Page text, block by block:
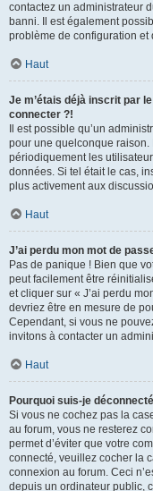
contactez un administrateur
banni. Il est également
problème de configuration et
Haut
Je m’étais déjà inscrit par
connecter ?!
Il est possible qu’un
pour une quelconque
périodiquement les
données. Si tel était le cas,
plus activement aux
Haut
J’ai perdu mon mot de
Pas de panique ! Bien que
peut facilement être
et cliquer sur « J’ai perdu
devriez être en mesure de
Cependant, si vous ne
invitons à contacter un
Haut
Pourquoi suis-je
Si vous ne cochez pas la
au forum, vous ne resterez
permet d’éviter que votre
connecté, veuillez cocher la
connexion au forum. Ceci
depuis un ordinateur public,